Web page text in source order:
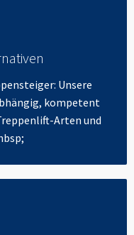
Unsere
kompetent
Arten und